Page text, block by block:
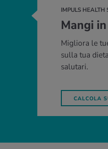
IMPULS HEALTH
Mangi
Migliora le
sulla tua
salutari.
CALCOLA